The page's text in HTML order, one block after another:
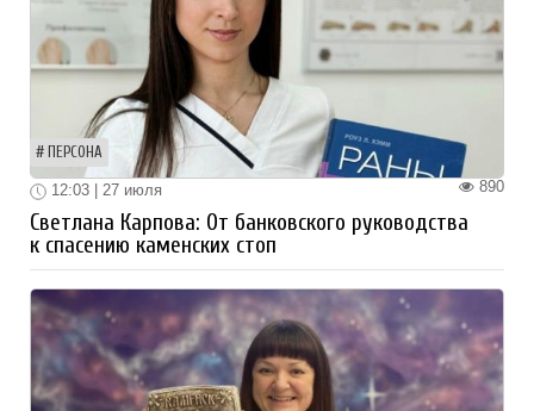
ПЕРСОНА
890
12:03 | 27 июля
Светлана Карпова: От банковского руководства
к спасению каменских стоп